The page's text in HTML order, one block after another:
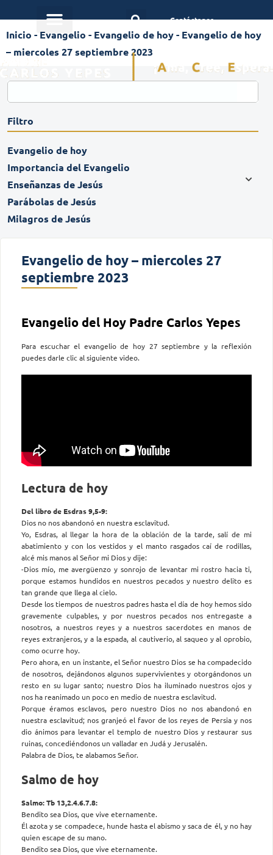
Contáctanos
Inicio - Evangelio - Evangelio de hoy- Evangelio de hoy
– miercoles 27 septiembre 2023
Filtro
Evangelio de hoy
Importancia del Evangelio
Enseñanzas de Jesús
Parábolas de Jesús
Milagros de Jesús
Evangelio de hoy – miercoles 27
septiembre 2023
Evangelio del Hoy Padre Carlos Yepes
Para escuchar el evangelio de hoy 27 septiembre y la reflexión
puedes darle clic al siguiente video.
Lectura de hoy
Del libro de Esdras 9,5-9:
Dios no nos abandonó en nuestra esclavitud.
Yo, Esdras, al llegar la hora de la oblación de la tarde, salí de mi
abatimiento y con los vestidos y el manto rasgados caí de rodillas,
alcé mis manos al Señor mi Dios y dije:
-Dios mío, me avergüenzo y sonrojo de levantar mi rostro hacia ti,
porque estamos hundidos en nuestros pecados y nuestro delito es
tan grande que llega al cielo.
Desde los tiempos de nuestros padres hasta el día de hoy hemos sido
gravemente culpables, y por nuestros pecados nos entregaste a
nosotros, a nuestros reyes y a nuestros sacerdotes en manos de
reyes extranjeros, y a la espada, al cautiverio, al saqueo y al oprobio,
como ocurre hoy.
Pero ahora, en un instante, el Señor nuestro Dios se ha compadecido
de nosotros, dejándonos algunos supervivientes y otorgándonos un
resto en su lugar santo; nuestro Dios ha iluminado nuestros ojos y
nos ha reanimado un poco en medio de nuestra esclavitud.
Porque éramos esclavos, pero nuestro Dios no nos abandonó en
nuestra esclavitud; nos granjeó el favor de los reyes de Persia y nos
dio ánimos para levantar el templo de nuestro Dios y restaurar sus
ruinas, concediéndonos un valladar en Judá y Jerusalén.
Palabra de Dios, te alabamos Señor.
Salmo de hoy
Salmo: Tb 13,2.4.6.7.8:
Bendito sea Dios, que vive eternamente.
Él azota y se compadece, hunde hasta el abismo y saca de él, y no hay
quien escape de su mano.
Bendito sea Dios, que vive eternamente.